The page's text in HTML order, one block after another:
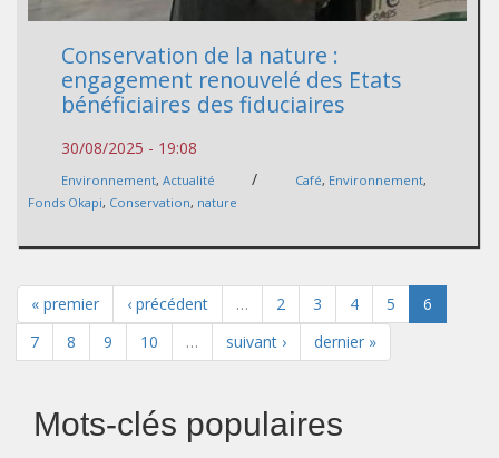
Conservation de la nature :
engagement renouvelé des Etats
bénéficiaires des fiduciaires
30/08/2025 - 19:08
Environnement, Actualité / Café, Environnement,
Fonds Okapi, Conservation, nature
« premier ‹ précédent … 2 3 4 5
6
7
8 9 10 … suivant › dernier »
Mots-clés populaires